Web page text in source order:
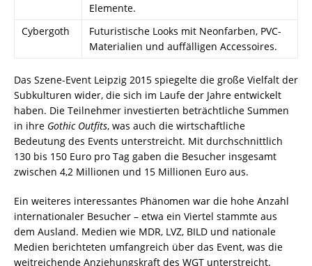
Elemente.
Cybergoth
Futuristische Looks mit Neonfarben, PVC-
Materialien und auffälligen Accessoires.
Das Szene-Event Leipzig 2015 spiegelte die große Vielfalt der
Subkulturen wider, die sich im Laufe der Jahre entwickelt
haben. Die Teilnehmer investierten beträchtliche Summen
in ihre Gothic Outfits, was auch die wirtschaftliche
Bedeutung des Events unterstreicht. Mit durchschnittlich
130 bis 150 Euro pro Tag gaben die Besucher insgesamt
zwischen 4,2 Millionen und 15 Millionen Euro aus.
Ein weiteres interessantes Phänomen war die hohe Anzahl
internationaler Besucher – etwa ein Viertel stammte aus
dem Ausland. Medien wie MDR, LVZ, BILD und nationale
Medien berichteten umfangreich über das Event, was die
weitreichende Anziehungskraft des WGT unterstreicht.